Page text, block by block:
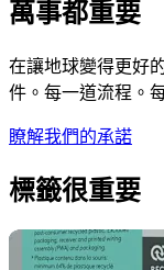
萬事都重要
在讓地球變得更好
件。每一道流程。
瞭解我們的承諾
標籤很重要